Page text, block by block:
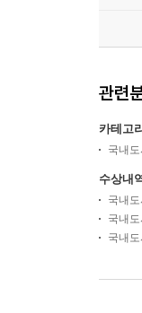
관련
카테고
국내도
수상내
국내도
국내도
국내도